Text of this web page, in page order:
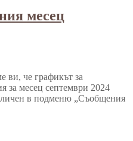
месец
ви, че графикът за
за месец септември 2024
в подменю „Съобщения